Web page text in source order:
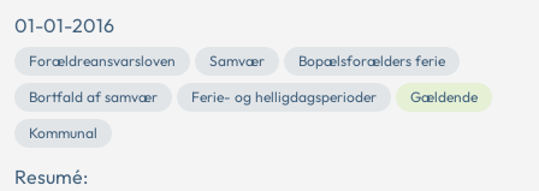
01-01-2016
Forældreansvarsloven Samvær
Bopælsforælders ferie
Bortfald af samvær
Ferie- og helligdagsperioder
Gældende
Kommunal
Resumé: